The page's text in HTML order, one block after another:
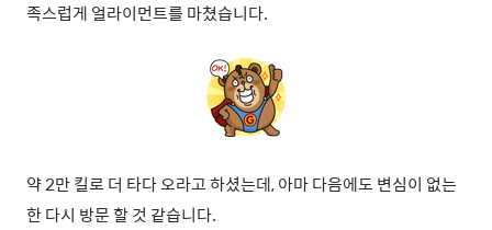
족스럽게 얼라이먼트를 마쳤습니다.
약 2만 킬로 더 타다 오라고 하셨는데, 아마 다음에도 변심이 없는
한 다시 방문 할 것 같습니다.